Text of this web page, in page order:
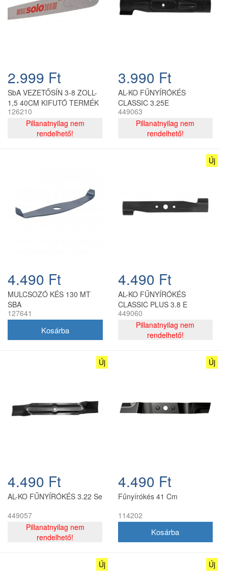
2.999 Ft
SbA VEZETŐSÍN 3-8 ZOLL-
1,5 40CM KIFUTÓ TERMÉK
126210
Pillanatnyilag nem
rendelhető!
3.990 Ft
AL-KO FŰNYÍRÓKÉS
CLASSIC 3.25E
449063
Pillanatnyilag nem
rendelhető!
4.490 Ft
MULCSOZÓ KÉS 130 MT
SBA
127641
Új
4.490 Ft
AL-KO FŰNYÍRÓKÉS
CLASSIC PLUS 3.8 E
449060
Pillanatnyilag nem
rendelhető!
Új
4.490 Ft
AL-KO FŰNYÍRÓKÉS 3.22 Se
449057
Pillanatnyilag nem
rendelhető!
Új
4.490 Ft
Fűnyírókés 41 Cm
114202
Új Új